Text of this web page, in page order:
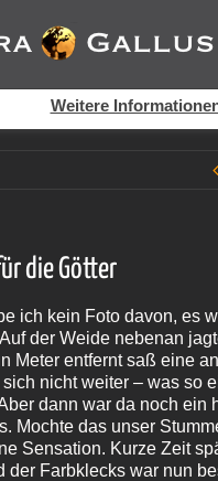
die Götter
ich kein Foto davon, es
der Weide nebenan
Meter entfernt saß eine
sich nicht weiter – was so
dann war da noch ein
Mochte das unser
Sensation. Kurze Zeit
der Farbklecks war nun
auf auf dieser Seite bei
die Nutzung dieser
Weitere